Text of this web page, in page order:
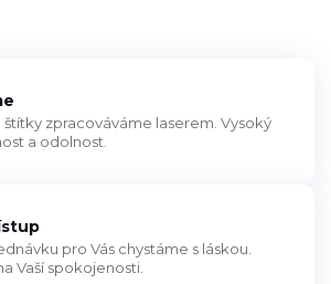
štítky zpracováváme laserem. Vysoký
a odolnost.
pro Vás chystáme s láskou.
Vaší spokojenosti.